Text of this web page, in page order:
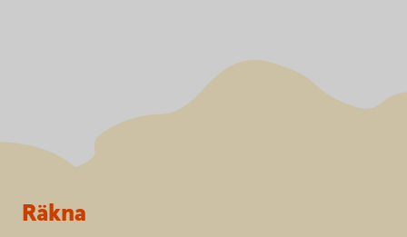
Sidfot
Räkna